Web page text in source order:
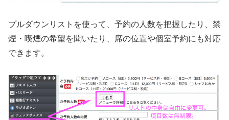
プルダウンリストを使って、予約の人数を把握したり、禁
煙・喫煙の希望を聞いたり、席の位置や個室予約にも対応
できます。